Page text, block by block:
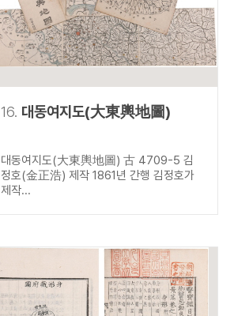
16. 대동여지도(大東輿地圖)
대동여지도(大東輿地圖) 古 4709-5 김
정호(金正浩) 제작 1861년 간행 김정호가
제작...